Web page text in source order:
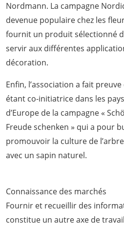
Nordmann. La campagne
devenue populaire chez les
fournit un produit sélectionné
servir aux différentes
décoration.
Enfin, l’association a fait
étant co-initiatrice dans les
d’Europe de la campagne «
Freude schenken » qui a pour
promouvoir la culture de
avec un sapin naturel.
Connaissance des marchés
Fournir et recueillir des
constitue un autre axe de